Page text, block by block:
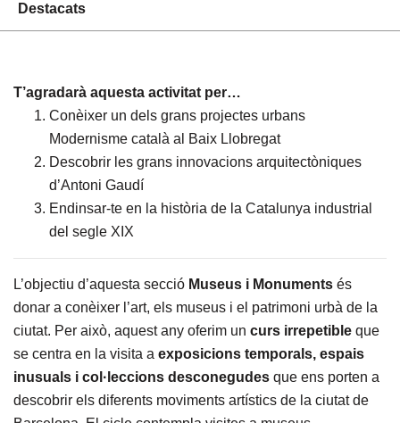
Destacats
T’agradarà aquesta activitat per…
Conèixer un dels grans projectes urbans
Modernisme català al Baix Llobregat
Descobrir les grans innovacions arquitectòniques
d’Antoni Gaudí
Endinsar-te en la història de la Catalunya industrial
del segle XIX
L’objectiu d’aquesta secció Museus i Monuments és
donar a conèixer l’art, els museus i el patrimoni urbà de la
ciutat. Per això, aquest any oferim un curs irrepetible que
se centra en la visita a exposicions temporals, espais
inusuals i col·leccions desconegudes que ens porten a
descobrir els diferents moviments artístics de la ciutat de